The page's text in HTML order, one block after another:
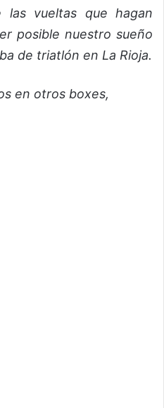
las vueltas que hagan
posible nuestro sueño
de triatlón en La Rioja.
en otros boxes,